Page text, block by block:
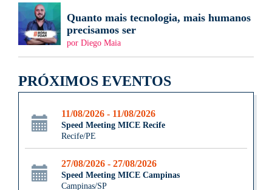
Quanto mais tecnologia, mais humanos
precisamos ser
por Diego Maia
PRÓXIMOS EVENTOS
11/08/2026 - 11/08/2026
Speed Meeting MICE Recife
Recife/PE
27/08/2026 - 27/08/2026
Speed Meeting MICE Campinas
Campinas/SP